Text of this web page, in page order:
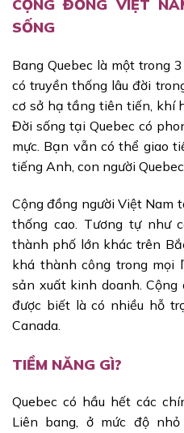
CỘNG ĐỒNG VIỆT
SỐNG
Bang Quebec là một trong
có truyền thống lâu đời
cơ sở hạ tầng tiên tiến, khí
Đời sống tại Quebec có
mực. Bạn vẫn có thể giao
tiếng Anh, con người
Cộng đồng người Việt Nam
thống cao. Tương tự như
thành phố lớn khác trên
khá thành công trong mọi
sản xuất kinh doanh. Cộng
được biết là có nhiều hỗ
Canada.
TIỀM NĂNG GÌ?
Quebec có hầu hết các
Liên bang, ở mức độ